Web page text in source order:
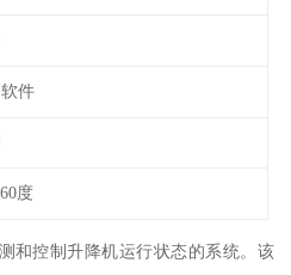
件
度
和控制升降机运行状态的系统。该